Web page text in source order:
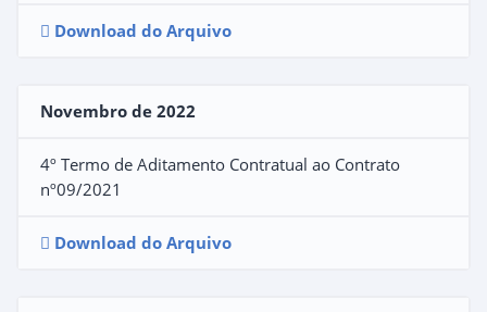
Download do Arquivo
Novembro de 2022
4º Termo de Aditamento Contratual ao Contrato
nº09/2021
Download do Arquivo